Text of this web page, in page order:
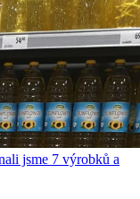
jsme 7 výrobků a